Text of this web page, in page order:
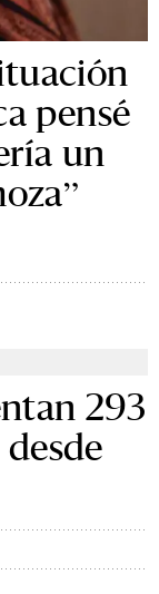
pensé
un
293